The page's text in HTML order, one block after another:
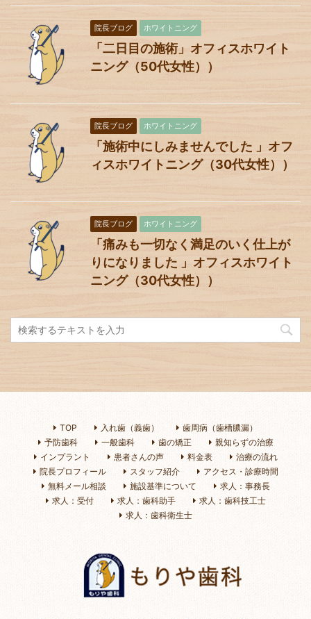
院長ブログ ホワイトニング
「二日目の施術」オフィスホワイト
ニング（50代女性））
院長ブログ ホワイトニング
「施術中にしみませんでした 」オフ
ィスホワイトニング（30代女性））
院長ブログ ホワイトニング
「痛みも一切なく満足のいく仕上が
りになりました 」オフィスホワイト
ニング（30代女性））
TOP 入れ歯（義歯）
歯周病（歯槽膿漏）
予防歯科
一般歯科 歯の矯正
親知らずの治療
インプラント
患者さんの声 料金表
治療の流れ
院長プロフィール
スタッフ紹介
アクセス・診療時間
無料メール相談
施設基準について
求人：事務長
求人：受付
求人：歯科助手
求人：歯科技工士
求人：歯科衛生士